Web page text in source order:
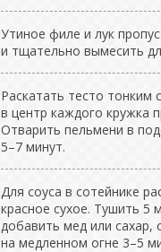
Утиное филе и лук
и тщательно вымесить
Раскатать тесто
в центр каждого кружка
Отварить пельмени в
5–7 минут.
Для соуса в сотейнике
красное сухое. Тушить 5
добавить мед или сахар,
на медленном огне 3–5